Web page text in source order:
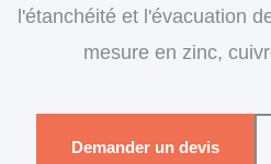
l'étanchéité et l'évacuation
mesure en zinc,
Demander un devis